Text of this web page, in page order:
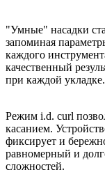
"Умные" насадки
запоминая
каждого
качественный
при каждой укладке.
Режим i.d. curl
касанием.
фиксирует и
равномерный и
сложностей.